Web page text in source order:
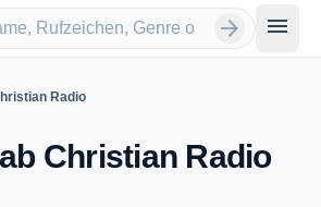
arrow_forward menu
Radio
Christian Radio